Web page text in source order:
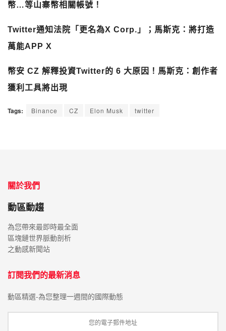
幣…等山寨幣相關帳號！
Twitter通知法院「更名為X Corp.」；馬斯克：將打造
萬能APP X
幣安 CZ 解釋投資Twitter的 6 大原因！馬斯克：創作者
獲利工具將出現
Tags: Binance CZ Elon Musk twitter
關於我們
動區動趨
為您帶來最即時最全面
區塊鏈世界脈動剖析
之動感新聞站
訂閱我們的最新消息
動區精選-為您整理一週間的國際動態